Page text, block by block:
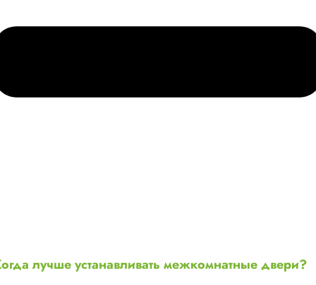
лучше устанавливать межкомнатные двери?